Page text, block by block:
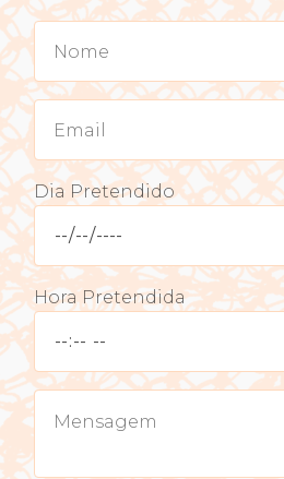
Dia Pretendido
Hora Pretendida